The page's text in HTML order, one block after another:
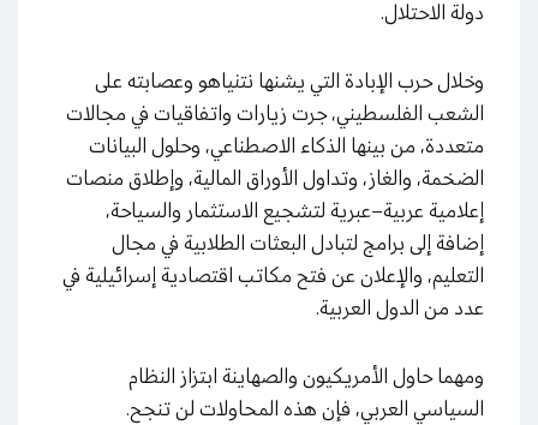
دولة الاحتلال.
وخلال حرب الإبادة التي يشنها نتنياهو وعصابته على
الشعب الفلسطيني، جرت زيارات واتفاقيات في مجالات
متعددة، من بينها الذكاء الاصطناعي، وحلول البيانات
الضخمة، والغاز، وتداول الأوراق المالية، وإطلاق منصات
إعلامية عربية–عبرية لتشجيع الاستثمار والسياحة،
إضافة إلى برامج لتبادل البعثات الطلابية في مجال
التعليم، والإعلان عن فتح مكاتب اقتصادية إسرائيلية في
عدد من الدول العربية.
ومهما حاول الأمريكيون والصهاينة ابتزاز النظام
السياسي العربي، فإن هذه المحاولات لن تنجح.